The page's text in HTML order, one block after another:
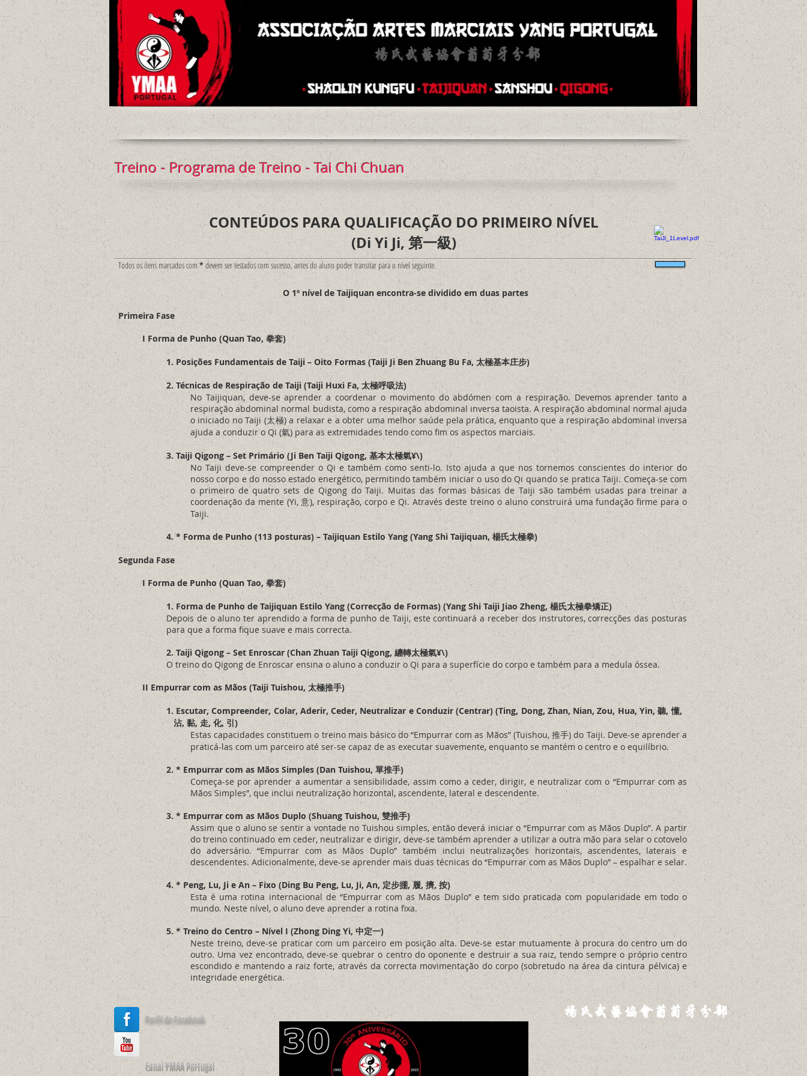
Home A YMAA Modalidades Treino Dança Leão Recursos YMAA Júnior YMAA Internacional Contactos
Treino -Programa de Treino- Tai Chi Chuan
CONTEÚDOS PARA QUALIFICAÇÃO DO PRIMEIRO NÍVEL
(Di Yi Ji, 第一級)
Todos os itens marcados com*devem ser testados com sucesso, antes do aluno poder transitar para o nível seguinte.
O 1º nível de Taijiquan encontra-se dividido em duas partes
Primeira Fase
I Forma de Punho (Quan Tao, 拳套)
1. Posições Fundamentais de Taiji – Oito Formas (Taiji Ji Ben Zhuang Bu Fa, 太極基本庄步)
2. Técnicas de Respiração de Taiji (Taiji Huxi Fa, 太極呼吸法)
No Taijiquan, deve-se aprender a coordenar o movimento do abdómen com a respiração. Devemos aprender tanto a
respiração abdominal normal budista, como a respiração abdominal inversa taoista. A respiração abdominal normal ajuda
o iniciado no Taiji (太極) a relaxar e a obter uma melhor saúde pela prática, enquanto que a respiração abdominal inversa
ajuda a conduzir o Qi (氣) para as extremidades tendo como fim os aspectos marciais.
3. Taiji Qigong – Set Primário (Ji Ben Taiji Qigong, 基本太極氣¥\)
No Taiji deve-se compreender o Qi e também como senti-lo. Isto ajuda a que nos tornemos conscientes do interior do
nosso corpo e do nosso estado energético, permitindo também iniciar o uso do Qi quando se pratica Taiji. Começa-se com
o primeiro de quatro sets de Qigong do Taiji. Muitas das formas básicas de Taiji são também usadas para treinar a
coordenação da mente (Yi, 意), respiração, corpo e Qi. Através deste treino o aluno construirá uma fundação firme para o
Taiji.
4. * Forma de Punho (113 posturas) – Taijiquan Estilo Yang (Yang Shi Taijiquan, 楊氏太極拳)
Segunda Fase
I Forma de Punho (Quan Tao, 拳套)
1. Forma de Punho de Taijiquan Estilo Yang (Correcção de Formas) (Yang Shi Taiji Jiao Zheng, 楊氏太極拳矯正)
Depois de o aluno ter aprendido a forma de punho de Taiji, este continuará a receber dos instrutores, correcções das posturas
para que a forma fique suave e mais correcta.
2. Taiji Qigong – Set Enroscar (Chan Zhuan Taiji Qigong, 纏轉太極氣¥\)
O treino do Qigong de Enroscar ensina o aluno a conduzir o Qi para a superfície do corpo e também para a medula óssea.
II Empurrar com as Mãos (Taiji Tuishou, 太極推手)
1. Escutar, Compreender, Colar, Aderir, Ceder, Neutralizar e Conduzir (Centrar) (Ting, Dong, Zhan, Nian, Zou, Hua, Yin, 聽, 懂,
沾, 黏, 走, 化, 引)
Estas capacidades constituem o treino mais básico do “Empurrar com as Mãos” (Tuishou, 推手) do Taiji. Deve-se aprender a
praticá-las com um parceiro até ser-se capaz de as executar suavemente, enquanto se mantém o centro e o equilíbrio.
2. * Empurrar com as Mãos Simples (Dan Tuishou, 單推手)
Começa-se por aprender a aumentar a sensibilidade, assim como a ceder, dirigir, e neutralizar com o “Empurrar com as
Mãos Simples”, que inclui neutralização horizontal, ascendente, lateral e descendente.
3. * Empurrar com as Mãos Duplo (Shuang Tuishou, 雙推手)
Assim que o aluno se sentir a vontade no Tuishou simples, então deverá iniciar o “Empurrar com as Mãos Duplo”. A partir
do treino continuado em ceder, neutralizar e dirigir, deve-se também aprender a utilizar a outra mão para selar o cotovelo
do adversário. “Empurrar com as Mãos Duplo” também inclui neutralizações horizontais, ascendentes, laterais e
descendentes. Adicionalmente, deve-se aprender mais duas técnicas do “Empurrar com as Mãos Duplo” – espalhar e selar.
4. * Peng, Lu, Ji e An – Fixo (Ding Bu Peng, Lu, Ji, An, 定步掤, 履, 擠, 按)
Esta é uma rotina internacional de “Empurrar com as Mãos Duplo” e tem sido praticada com popularidade em todo o
mundo. Neste nível, o aluno deve aprender a rotina fixa.
5. * Treino do Centro – Nível I (Zhong Ding Yi, 中定一)
Neste treino, deve-se praticar com um parceiro em posição alta. Deve-se estar mutuamente à procura do centro um do
outro. Uma vez encontrado, deve-se quebrar o centro do oponente e destruir a sua raiz, tendo sempre o próprio centro
escondido e mantendo a raiz forte, através da correcta movimentação do corpo (sobretudo na área da cintura pélvica) e
integridade energética.
Perfil de Facebook
Canal YMAA Portugal
Associação de Artes Marciais Yang Portugal
Travessa da Ordem Militar do Hospital
nº7 - 4º Dto